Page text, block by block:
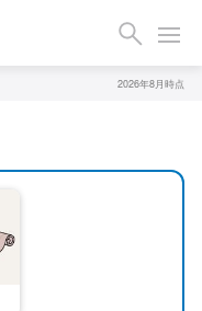
2026年8月時点